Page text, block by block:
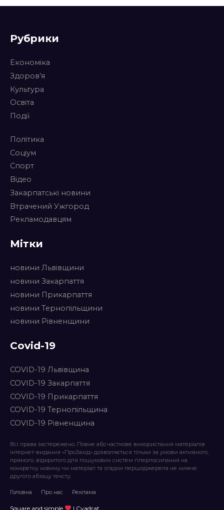
Рубрики
Економіка
Здоров’я
Культура
Освіта
Події
Політика
Соціум
Спорт
Відео
Закарпатські новини
Втрачений Ужгород
Рекламодавцям
Мітки
новини Львівщини
новини Закарпаття
новини Прикарпаття
новини Тернопільщини
новини Рівненщини
Covid-19
COVID-19 Львівщина
COVID-19 Закарпаття
COVID-19 Прикарпаття
COVID-19 Тернопільщина
COVID-19 Рівненщина
Всі права застережено. Повне або часткове використання матеріалів
інтернет-видання «ПроЗахід» дозволяється тільки за умови активного,
прямого, відкритого для пошукових систем гіперпосилання на
конкретну новину чи матеріал та згадки першоджерела не нижче
другого абзацу тексту.
Головна Про нас Реклама
Square and simple | Cvadrat